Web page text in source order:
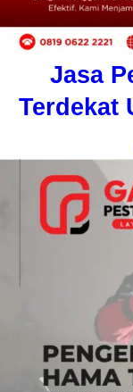
Jasa
Terdekat